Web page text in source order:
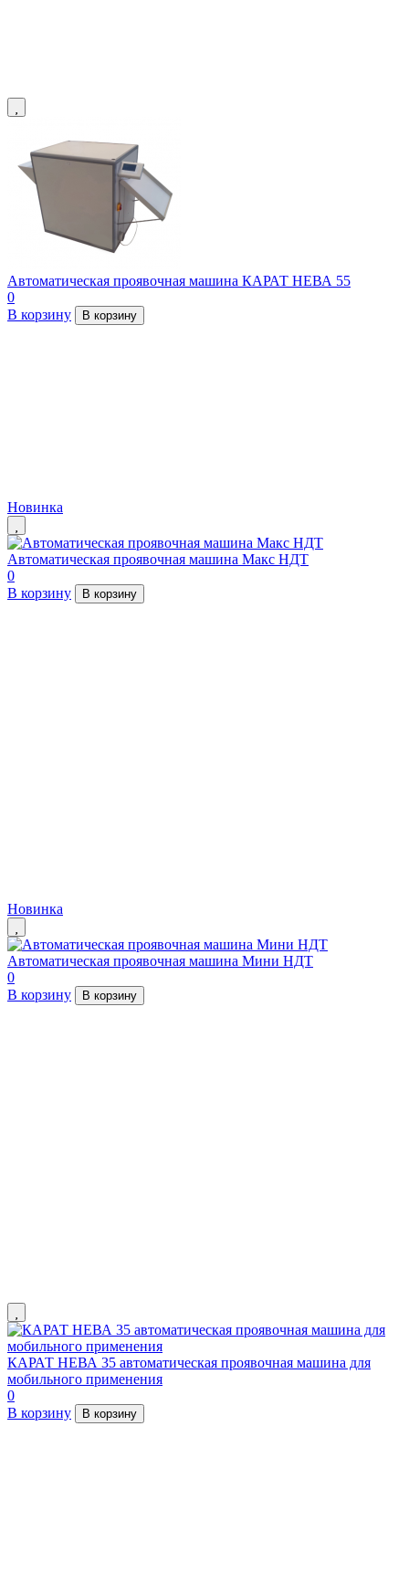
Автоматическая проявочная машина КАРАТ НЕВА 55
0
В корзину
В корзину
Новинка
Автоматическая проявочная машина Макс НДТ
0
В корзину
В корзину
Новинка
Автоматическая проявочная машина Мини НДТ
0
В корзину
В корзину
КАРАТ НЕВА 35 автоматическая проявочная машина для
мобильного применения
0
В корзину
В корзину